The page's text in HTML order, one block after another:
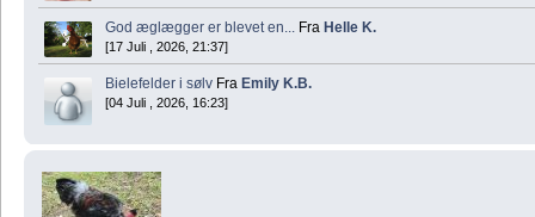
God æglægger er blevet en... Fra Helle K.
[17 Juli , 2026, 21:37]
Bielefelder i sølv Fra Emily K.B.
[04 Juli , 2026, 16:23]